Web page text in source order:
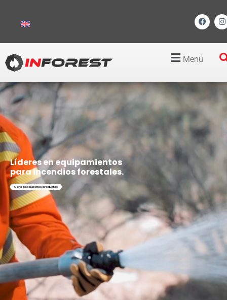
Menú
Líderes en equipamientos
para incendios forestales.
Conozca nuestros productos